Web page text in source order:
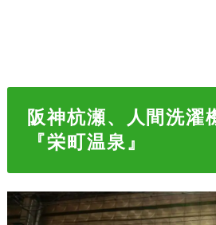
阪神杭瀬、人間洗濯
『栄町温泉』